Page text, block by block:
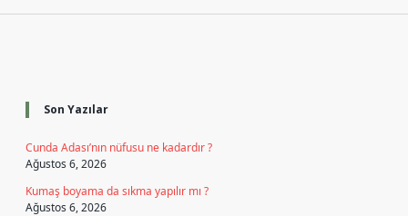
Son Yazılar
Cunda Adası’nın nüfusu ne kadardır ?
Ağustos 6, 2026
Kumaş boyama da sıkma yapılır mı ?
Ağustos 6, 2026